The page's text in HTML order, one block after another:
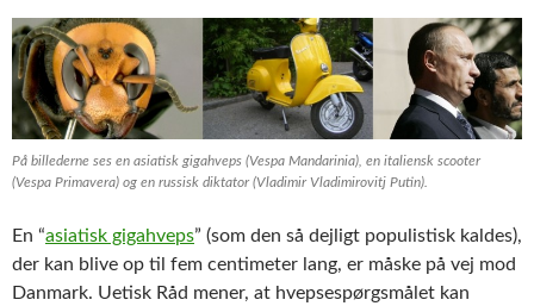
På billederne ses en asiatisk gigahveps (Vespa Mandarinia), en italiensk scooter
(Vespa Primavera) og en russisk diktator (Vladimir Vladimirovitj Putin).
En “asiatisk gigahveps” (som den så dejligt populistisk kaldes),
der kan blive op til fem centimeter lang, er måske på vej mod
Danmark. Uetisk Råd mener, at hvepsespørgsmålet kan